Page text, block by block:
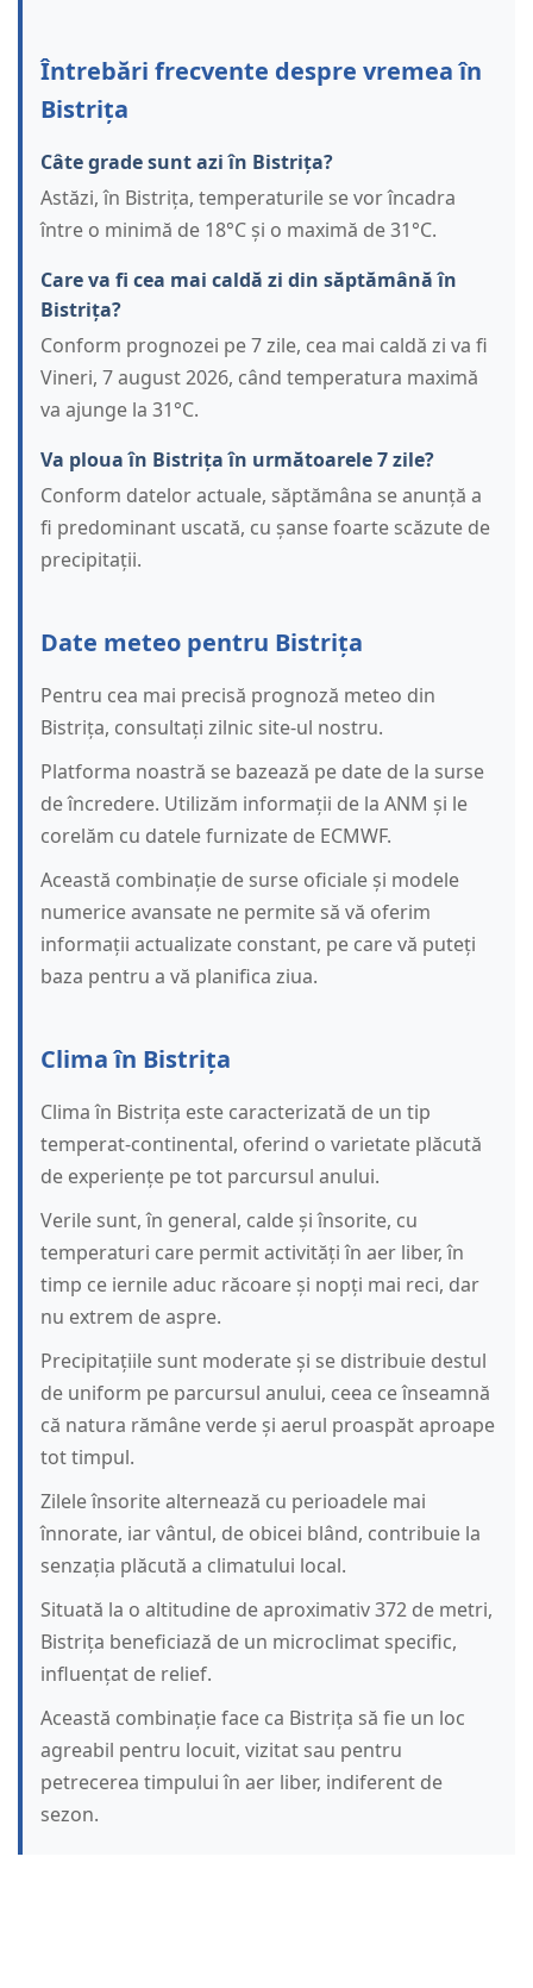
Întrebări frecvente despre vremea în
Bistrița
Câte grade sunt azi în Bistrița?
Astăzi, în Bistrița, temperaturile se vor încadra
între o minimă de 18°C și o maximă de 31°C.
Care va fi cea mai caldă zi din săptămână în
Bistrița?
Conform prognozei pe 7 zile, cea mai caldă zi va fi
Vineri, 7 august 2026, când temperatura maximă
va ajunge la 31°C.
Va ploua în Bistrița în următoarele 7 zile?
Conform datelor actuale, săptămâna se anunță a
fi predominant uscată, cu șanse foarte scăzute de
precipitații.
Date meteo pentru Bistrița
Pentru cea mai precisă prognoză meteo din
Bistrița, consultați zilnic site-ul nostru.
Platforma noastră se bazează pe date de la surse
de încredere. Utilizăm informații de la ANM și le
corelăm cu datele furnizate de ECMWF.
Această combinație de surse oficiale și modele
numerice avansate ne permite să vă oferim
informații actualizate constant, pe care vă puteți
baza pentru a vă planifica ziua.
Clima în Bistrița
Clima în Bistrița este caracterizată de un tip
temperat-continental, oferind o varietate plăcută
de experiențe pe tot parcursul anului.
Verile sunt, în general, calde și însorite, cu
temperaturi care permit activități în aer liber, în
timp ce iernile aduc răcoare și nopți mai reci, dar
nu extrem de aspre.
Precipitațiile sunt moderate și se distribuie destul
de uniform pe parcursul anului, ceea ce înseamnă
că natura rămâne verde și aerul proaspăt aproape
tot timpul.
Zilele însorite alternează cu perioadele mai
înnorate, iar vântul, de obicei blând, contribuie la
senzația plăcută a climatului local.
Situată la o altitudine de aproximativ 372 de metri,
Bistrița beneficiază de un microclimat specific,
influențat de relief.
Această combinație face ca Bistrița să fie un loc
agreabil pentru locuit, vizitat sau pentru
petrecerea timpului în aer liber, indiferent de
sezon.